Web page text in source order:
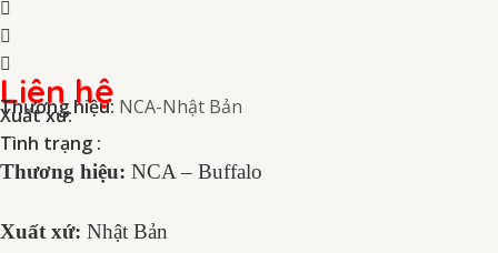
Liên hệ
Thương hiệu: NCA-Nhật Bản
Xuất xứ:
Tình trạng :
Thương hiệu: NCA – Buffalo
Xuất xứ: Nhật Bản